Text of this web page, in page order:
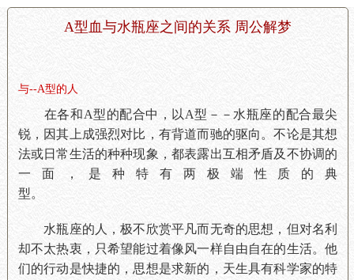
A型血与水瓶座之间的关系 周公解梦
与--A型的人
在各和A型的配合中，以A型－－水瓶座的配合最尖
锐，因其上成强烈对比，有背道而驰的驱向。不论是其想
法或日常生活的种种现象，都表露出互相矛盾及不协调的
一面，是种特有两极端性质的典
型。
水瓶座的人，极不欣赏平凡而无奇的思想，但对名利
却不太热衷，只希望能过着像风一样自由自在的生活。他
们的行动是快捷的，思想是求新的，天生具有科学家的特